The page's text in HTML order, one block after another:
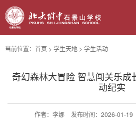
当前位置： 首页 > 学生天地 > 学生活动
奇幻森林大冒险 智慧闯关乐
动纪实
作者： 李娜 发布时间：2026-01-19